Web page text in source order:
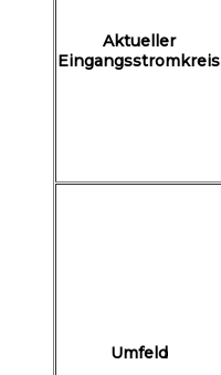
Aktueller
Eingangsstromkreis
Umfeld